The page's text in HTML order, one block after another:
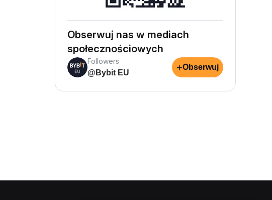
Obserwuj nas w mediach
społecznościowych
Followers
@Bybit EU
+Obserwuj